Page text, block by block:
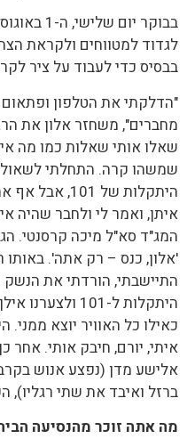
לגדוד למטווחים ולקראת
בבסיס כדי לעבוד על ציר
"הדלקתי את הטלפון
מחברים", משחזר אלון את
שאלו אותי שאלות כמו מה
שמשהו קרה. התחלתי לשאול
היתקלות של
איתן, ואמר לי ולחבר שהיה
המג"ד סא"ל מיכה קרסנטי.
'אלון, כנס – רק אתה'. באותו
התיישבתי, הורדתי את הנשק
היתקלות ל-101
כאילו כל האוויר יוצא ממני.
איתי, יורם, חיבק אותי. אחר
אלישע מדן (נפצע אנוש
ברזל ואיבד את שתי רגליו),
מה אתה זוכר מהנסיעה